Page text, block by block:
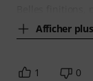
Afficher plus
1 0